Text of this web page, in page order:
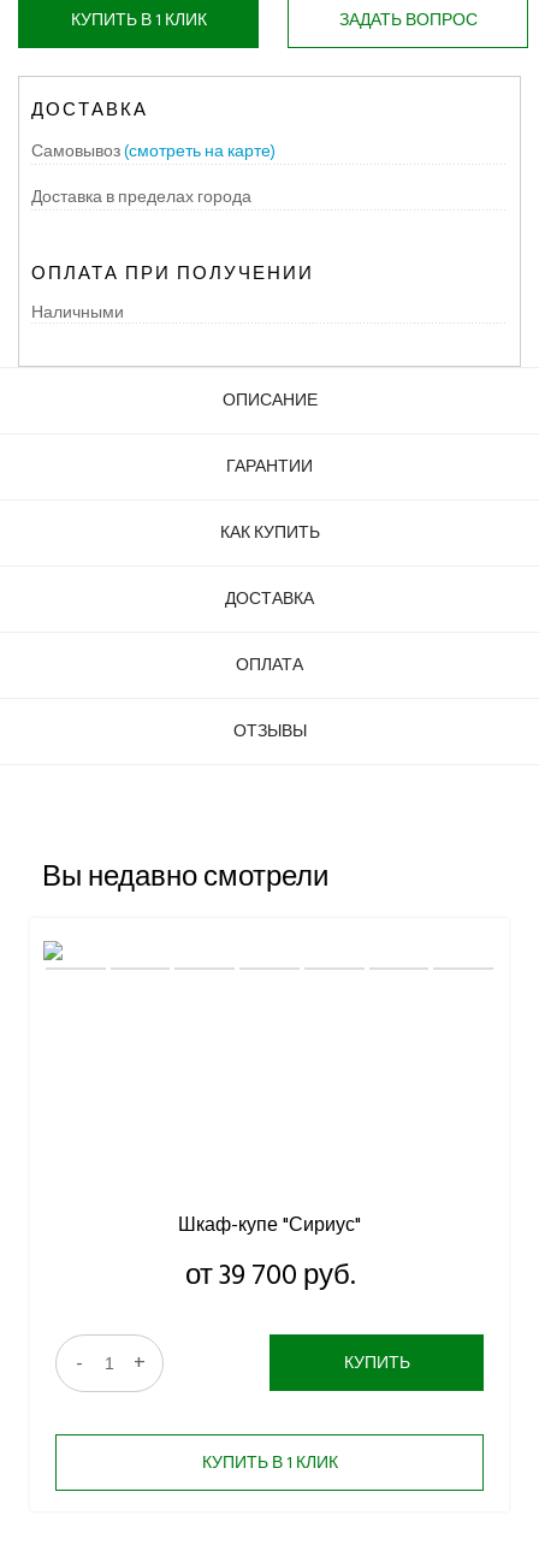
КУПИТЬ В 1 КЛИК ЗАДАТЬ ВОПРОС
ДОСТАВКА
Самовывоз(смотреть на карте)
Доставка в пределах города
ОПЛАТА ПРИ ПОЛУЧЕНИИ
Наличными
ОПИСАНИЕ
ГАРАНТИИ
КАК КУПИТЬ
ДОСТАВКА
ОПЛАТА
ОТЗЫВЫ
Вы недавно смотрели
Шкаф-купе "Сириус"
от 39 700 руб.
- + КУПИТЬ
КУПИТЬ В 1 КЛИК